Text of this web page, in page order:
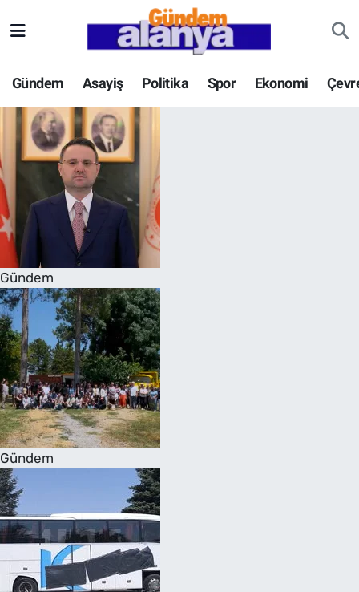
Gündem Asayiş Politika Spor Ekonomi
Gündem
Gündem